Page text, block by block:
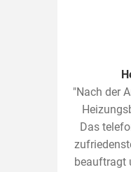
"Nach der
Das
beauftragt